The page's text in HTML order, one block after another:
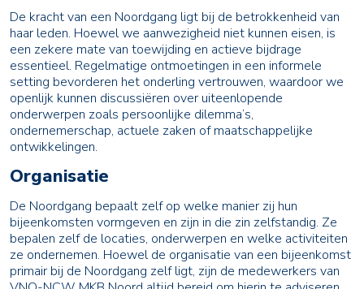
De kracht van een Noordgang ligt bij de betrokkenheid van
haar leden. Hoewel we aanwezigheid niet kunnen eisen, is
een zekere mate van toewijding en actieve bijdrage
essentieel. Regelmatige ontmoetingen in een informele
setting bevorderen het onderling vertrouwen, waardoor we
openlijk kunnen discussiëren over uiteenlopende
onderwerpen zoals persoonlijke dilemma’s,
ondernemerschap, actuele zaken of maatschappelijke
ontwikkelingen.
Organisatie
De Noordgang bepaalt zelf op welke manier zij hun
bijeenkomsten vormgeven en zijn in die zin zelfstandig. Ze
bepalen zelf de locaties, onderwerpen en welke activiteiten
ze ondernemen. Hoewel de organisatie van een bijeenkomst
primair bij de Noordgang zelf ligt, zijn de medewerkers van